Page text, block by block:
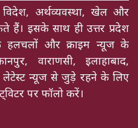
अर्थव्यवस्था, खेल और
इसके साथ ही उत्तर प्रदेश
हलचलों और क्राइम न्यूज के
वाराणसी, इलाहाबाद,
न्यूज से जुड़े रहने के लिए
पर फॉलो करें।